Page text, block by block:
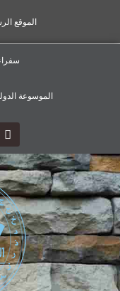
الموقع
الموسوعة